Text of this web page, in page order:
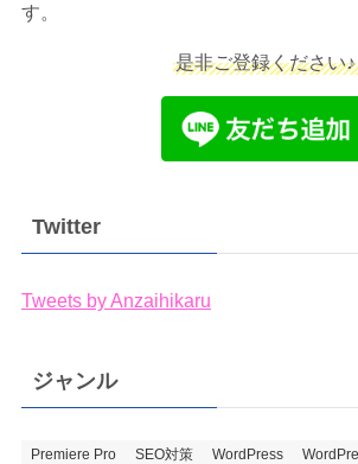
す。
是非ご登録ください♪
Twitter
Tweets by Anzaihikaru
ジャンル
Premiere Pro SEO対策 WordPress